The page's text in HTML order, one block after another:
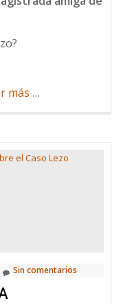
más Acerca
a
amiga
…
Sin comentarios